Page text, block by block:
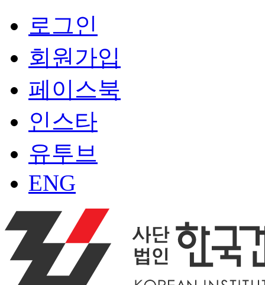
로그인
회원가입
페이스북
인스타
유투브
ENG